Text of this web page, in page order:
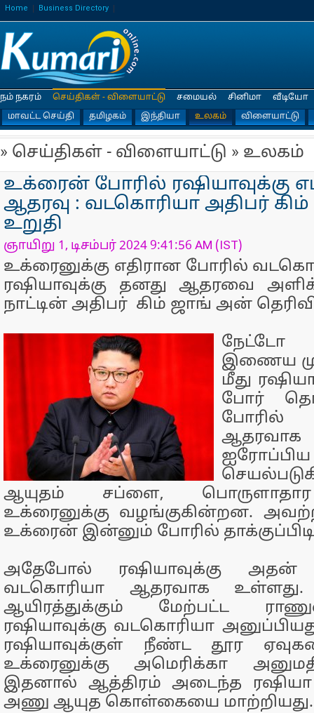
Home Business Directory
நம் நகரம்
செய்திகள் - விளையாட்டு
மாவட்ட செய்தி
தமிழகம் இந்தியா உலகம் விளையாட்டு
சமையல் சினிமா வீடியோ
» செய்திகள் - விளையாட்டு » உலகம்
உக்ரைன் போரில் ரஷியாவுக்கு
ஆதரவு : வடகொரியா அதிபர்
உறுதி
ஞாயிறு 1, டிசம்பர் 2024 9:41:56 AM (IST)
உக்ரைனுக்கு எதிரான போரில்
ரஷியாவுக்கு தனது ஆதரவை
நாட்டின் அதிபர் கிம் ஜாங் அன்
நேட்டோ
இணைய
மீது
போர்
போரில்
ஆயுதம் சப்ளை,
உக்ரைனுக்கு வழங்குகின்றன.
உக்ரைன் இன்னும் போரில்
அதேபோல் ரஷியாவுக்கு அதன்
வடகொரியா ஆதரவாக
ஆயிரத்துக்கும் மேற்பட்ட
ரஷியாவுக்கு வடகொரியா
ரஷியாவுக்குள் நீண்ட தூர
உக்ரைனுக்கு அமெரிக்கா
இதனால் ஆத்திரம் அடைந்த ரஷியா
அணு ஆயுத கொள்கையை மாற்றியது.